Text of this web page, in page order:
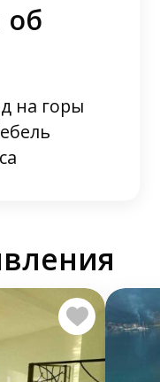
на горы